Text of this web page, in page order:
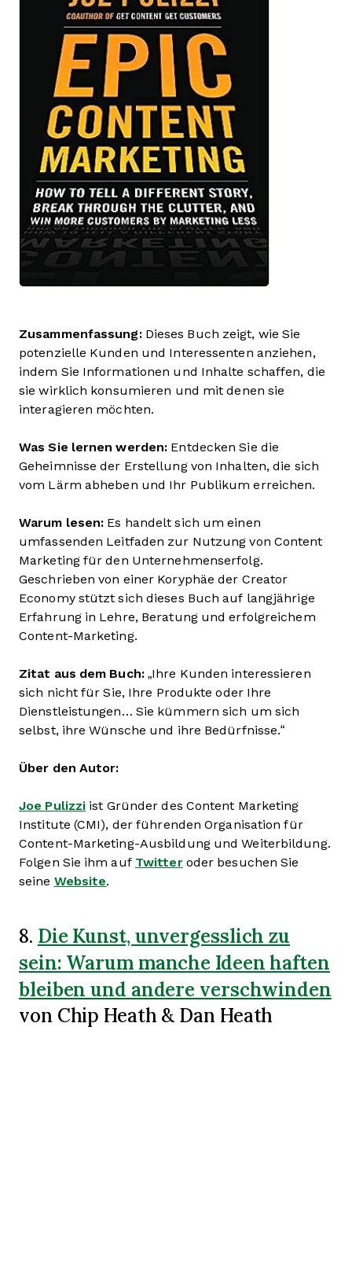
Zusammenfassung:Dieses Buch zeigt, wie Sie
potenzielle Kunden und Interessenten anziehen,
indem Sie Informationen und Inhalte schaffen, die
sie wirklich konsumieren und mit denen sie
interagieren möchten.
Was Sie lernen werden: Entdecken Sie die
Geheimnisse der Erstellung von Inhalten, die sich
vom Lärm abheben und Ihr Publikum erreichen.
Warum lesen: Es handelt sich um einen
umfassenden Leitfaden zur Nutzung von Content
Marketing für den Unternehmenserfolg.
Geschrieben von einer Koryphäe der Creator
Economy stützt sich dieses Buch auf langjährige
Erfahrung in Lehre, Beratung und erfolgreichem
Content-Marketing.
Zitat aus dem Buch:„Ihre Kunden interessieren
sich nicht für Sie, Ihre Produkte oder Ihre
Dienstleistungen… Sie kümmern sich um sich
selbst, ihre Wünsche und ihre Bedürfnisse.“
Über den Autor:
Joe Pulizzi ist Gründer des Content Marketing
Institute (CMI), der führenden Organisation für
Content-Marketing-Ausbildung und Weiterbildung.
Folgen Sie ihm auf Twitteroder besuchen Sie
seine Website.
8. Die Kunst, unvergesslich zu
sein: Warum manche Ideen haften
bleiben und andere verschwinden
von Chip Heath & Dan Heath